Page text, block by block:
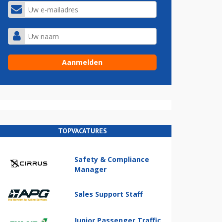
TOPVACATURES
Safety & Compliance
Manager
Sales Support Staff